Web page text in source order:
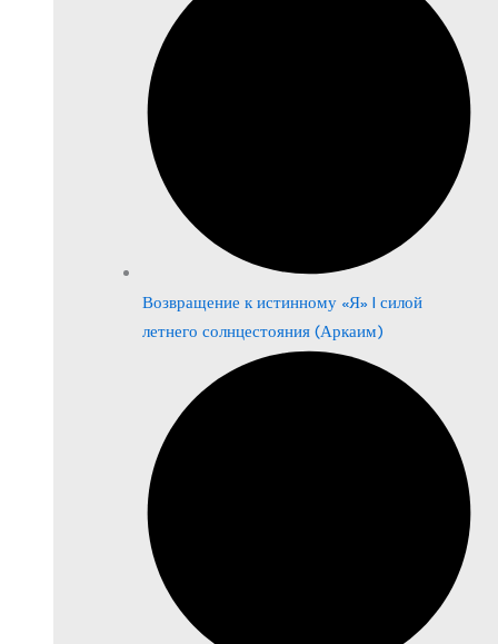
Возвращение к истинному «Я» | силой
летнего солнцестояния (Аркаим)